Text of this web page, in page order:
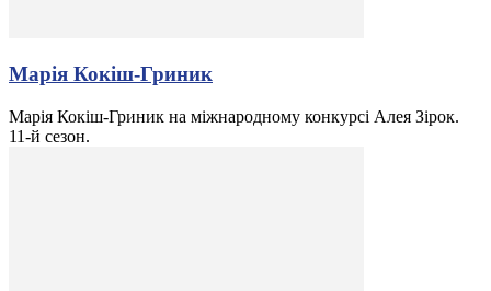
Марія Кокіш-Гриник
Марія Кокіш-Гриник на міжнародному конкурсі Алея Зірок.
11-й сезон.